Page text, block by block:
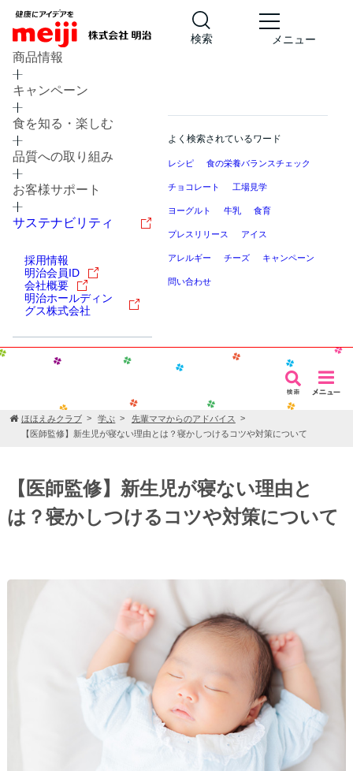
検索 メニュー
商品情報
キャンペーン
食を知る・楽しむ
品質への取り組み
お客様サポート
サステナビリティ
採用情報
明治会員ID
会社概要
明治ホールディン
グス株式会社
よく検索されているワード
レシピ 食の栄養バランスチェック
チョコレート 工場見学
ヨーグルト 牛乳 食育
プレスリリース アイス
アレルギー チーズ キャンペーン
問い合わせ
ほほえみクラブ 学ぶ
先輩ママからのアドバイス
【医師監修】新生児が寝ない理由とは？寝かしつけるコツや対策について
【医師監修】新生児が寝ない理由と
は？寝かしつけるコツや対策について